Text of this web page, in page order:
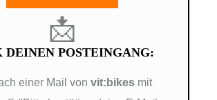
📩
DEINEN POSTEINGANG:
einer Mail von vit:bikes mit